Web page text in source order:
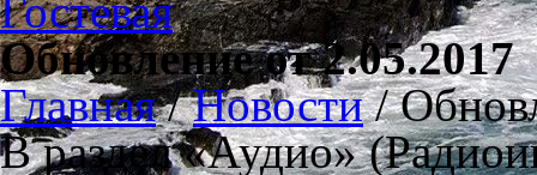
Гостевая
Обновление от 2.05.2017
Главная/Новости/
В раздел «Аудио»